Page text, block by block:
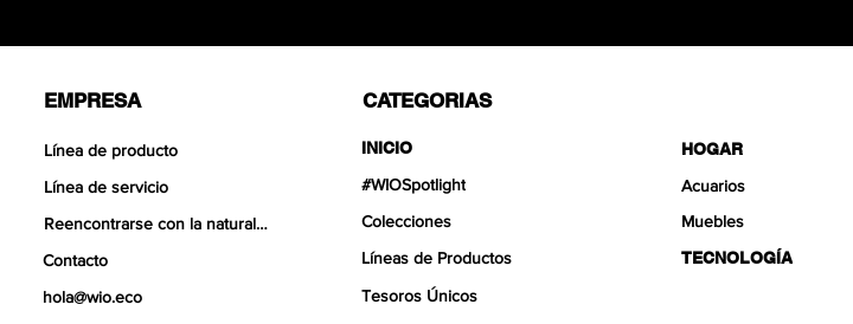
EMPRESA
Línea de producto
Línea de servicio
Reencontrarse con la naturaleza
Contacto
hola@wio.eco
CATEGORIAS
INICIO
#WIOSpotlight
Colecciones
Líneas de Productos
Tesoros Únicos
HOGAR
Acuarios
Muebles
TECNOLOGÍA